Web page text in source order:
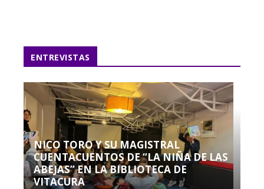
ENTREVISTAS
NICO TORO Y SU MAGISTRAL
CUENTACUENTOS DE “LA NIÑA DE LAS
ABEJAS” EN LA BIBLIOTECA DE
VITACURA